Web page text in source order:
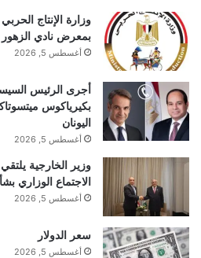
وزارة الإنتاج
بمعرض نادي الزهور
أغسطس 5, 2026
أجرى الرئيس
بكيرياكوس
اليونان
أغسطس 5, 2026
وزير الخارجية
الاجتماع الوزاري
أغسطس 5, 2026
سعر الدولار
أغسطس 5, 2026